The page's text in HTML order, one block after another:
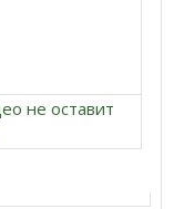
не оставит